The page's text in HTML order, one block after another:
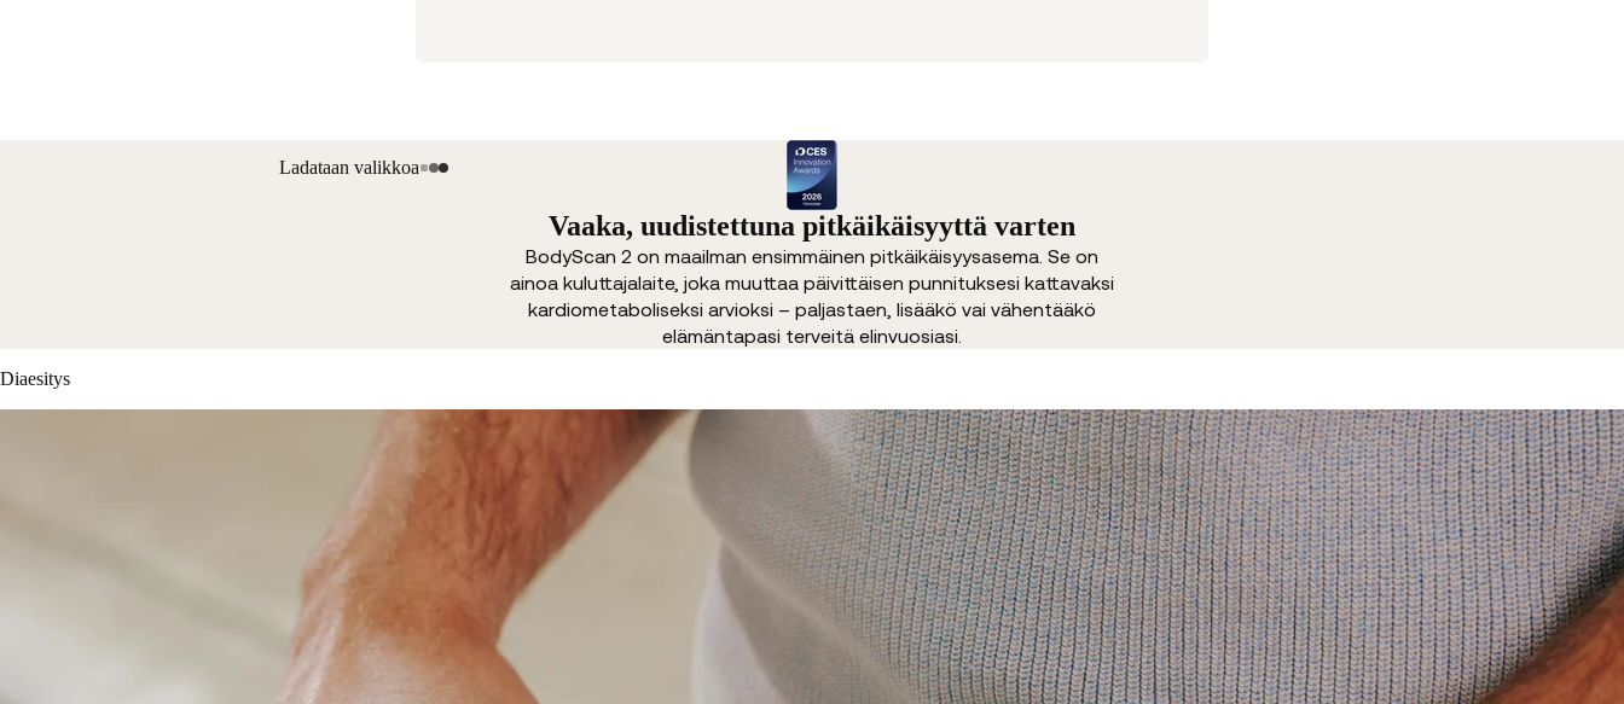
Ladataan valikkoa
Vaaka, uudistettuna pitkäikäisyyttä varten
BodyScan 2 on maailman ensimmäinen pitkäikäisyysasema. Se on
ainoa kuluttajalaite, joka muuttaa päivittäisen punnituksesi kattavaksi
kardiometaboliseksi arvioksi – paljastaen, lisääkö vai vähentääkö
elämäntapasi terveitä elinvuosiasi.
Diaesitys